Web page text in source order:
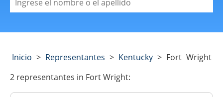
Inicio > Representantes > Kentucky> Fort Wright
2 representantes in Fort Wright: